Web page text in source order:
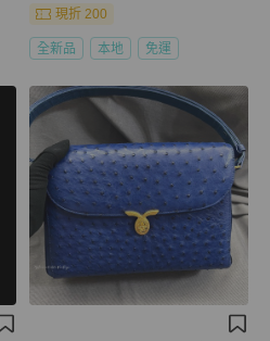
現折 200
全新品 本地 免運